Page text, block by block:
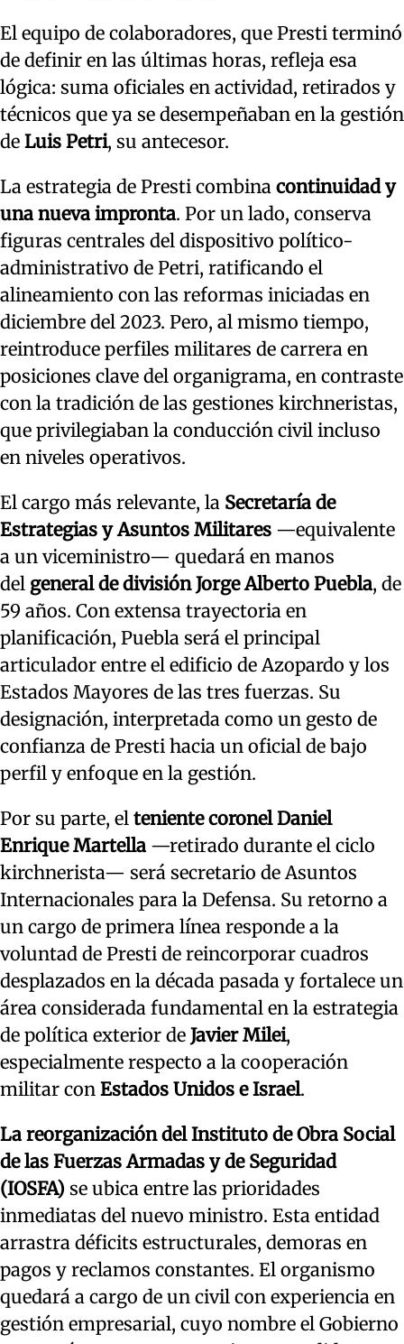
El equipo de colaboradores, que Presti terminó
de definir en las últimas horas, refleja esa
lógica: suma oficiales en actividad, retirados y
técnicos que ya se desempeñaban en la gestión
de Luis Petri, su antecesor.
La estrategia de Presti combina continuidad y
una nueva impronta. Por un lado, conserva
figuras centrales del dispositivo político-
administrativo de Petri, ratificando el
alineamiento con las reformas iniciadas en
diciembre del 2023. Pero, al mismo tiempo,
reintroduce perfiles militares de carrera en
posiciones clave del organigrama, en contraste
con la tradición de las gestiones kirchneristas,
que privilegiaban la conducción civil incluso
en niveles operativos.
El cargo más relevante, la Secretaría de
Estrategias y Asuntos Militares —equivalente
a un viceministro— quedará en manos
del general de división Jorge Alberto Puebla, de
59 años. Con extensa trayectoria en
planificación, Puebla será el principal
articulador entre el edificio de Azopardo y los
Estados Mayores de las tres fuerzas. Su
designación, interpretada como un gesto de
confianza de Presti hacia un oficial de bajo
perfil y enfoque en la gestión.
Por su parte, el teniente coronel Daniel
Enrique Martella —retirado durante el ciclo
kirchnerista— será secretario de Asuntos
Internacionales para la Defensa. Su retorno a
un cargo de primera línea responde a la
voluntad de Presti de reincorporar cuadros
desplazados en la década pasada y fortalece un
área considerada fundamental en la estrategia
de política exterior de Javier Milei,
especialmente respecto a la cooperación
militar con Estados Unidos e Israel.
La reorganización del Instituto de Obra Social
de las Fuerzas Armadas y de Seguridad
(IOSFA) se ubica entre las prioridades
inmediatas del nuevo ministro. Esta entidad
arrastra déficits estructurales, demoras en
pagos y reclamos constantes. El organismo
quedará a cargo de un civil con experiencia en
gestión empresarial, cuyo nombre el Gobierno